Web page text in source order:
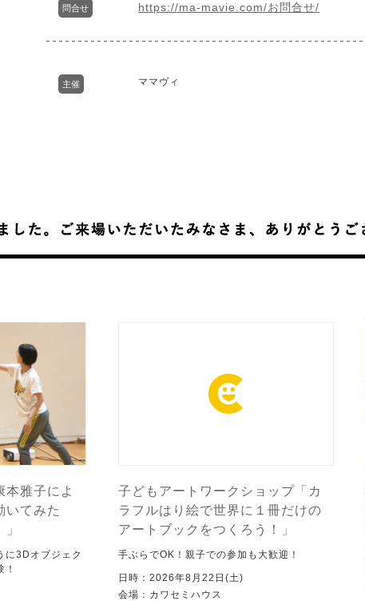
問合せ https://ma-mavie.com/お問合せ/
主催 ママヴィ
本雅子によ
いてみた
に3Dオブジェク
子どもアートワークショップ「カ
ラフルはり絵で世界に１冊だけの
アートブックをつくろう！」
手ぶらでOK！親子での参加も大歓迎！
日時：2026年8月22日(土)
会場：カワセミハウス